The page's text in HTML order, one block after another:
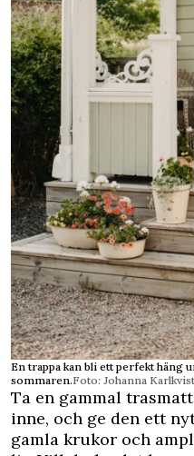
En trappa kan bli ett perfekt häng
sommaren.Foto: Johanna Karlkvist
Ta en gammal
inne, och ge den ett
gamla krukor och